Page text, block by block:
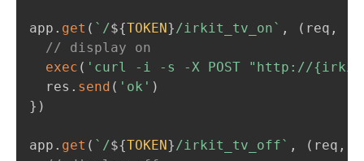
app . get ( ` /${TOKEN}/irkit_tv_on` , ( req ,
// display on
exec ( 'curl -i -s -X POST "http://
  res
. send ( 'ok' )
} )
app . get ( ` /${TOKEN}/irkit_tv_off` , ( req ,